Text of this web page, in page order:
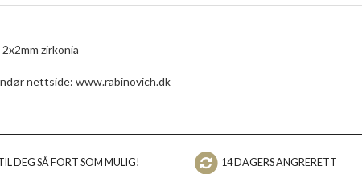
zirkonia
nettside: www.rabinovich.dk
DEG SÅ FORT SOM MULIG! 14 DAGERS ANGRERETT